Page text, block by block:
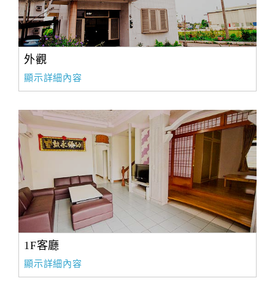
外觀
顯示詳細內容
1F客廳
顯示詳細內容